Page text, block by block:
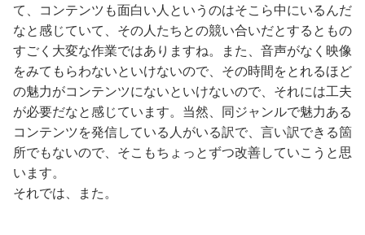
て、コンテンツも面白い人というのはそこら中にいるんだ
なと感じていて、その人たちとの競い合いだとするともの
すごく大変な作業ではありますね。また、音声がなく映像
をみてもらわないといけないので、その時間をとれるほど
の魅力がコンテンツにないといけないので、それには工夫
が必要だなと感じています。当然、同ジャンルで魅力ある
コンテンツを発信している人がいる訳で、言い訳できる箇
所でもないので、そこもちょっとずつ改善していこうと思
います。
それでは、また。